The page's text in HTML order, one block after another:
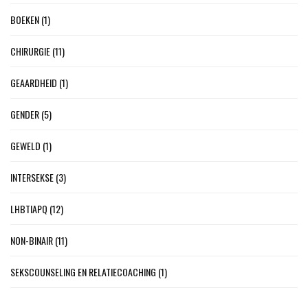
BOEKEN(1)
CHIRURGIE(11)
GEAARDHEID (1)
GENDER(5)
GEWELD (1)
INTERSEKSE(3)
LHBTIAPQ (12)
NON-BINAIR(11)
SEKSCOUNSELING EN RELATIECOACHING (1)